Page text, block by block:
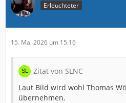
Erleuchteter
15. Mai 2026 um 15:16
Zitat von SLNC
Laut Bild wird wohl Thomas
übernehmen.